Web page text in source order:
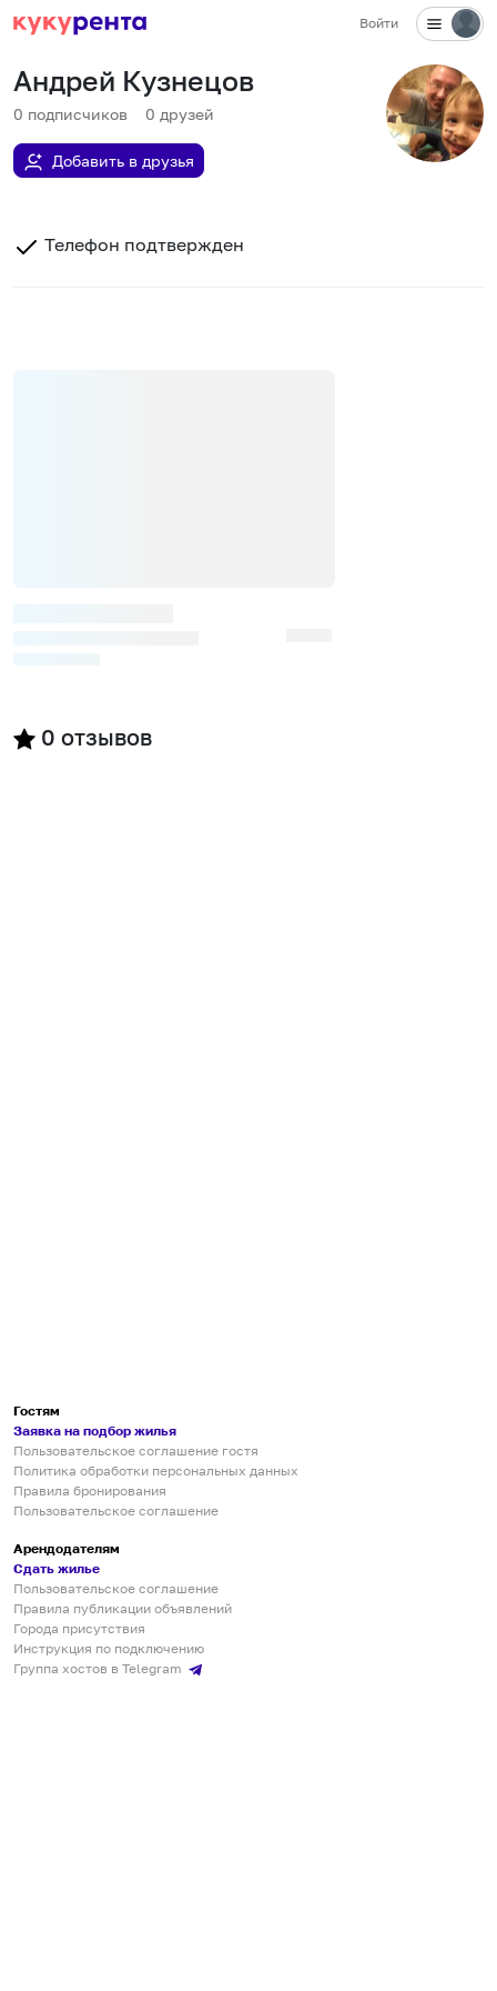
Войти
Андрей Кузнецов
0 подписчиков 0 друзей
Добавить в друзья
Телефон подтвержден
0 отзывов
Гостям
Заявка на подбор жилья
Пользовательское соглашение гостя
Политика обработки персональных данных
Правила бронирования
Пользовательское соглашение
Арендодателям
Сдать жилье
Пользовательское соглашение
Правила публикации объявлений
Города присутствия
Инструкция по подключению
Группа хостов в Telegram